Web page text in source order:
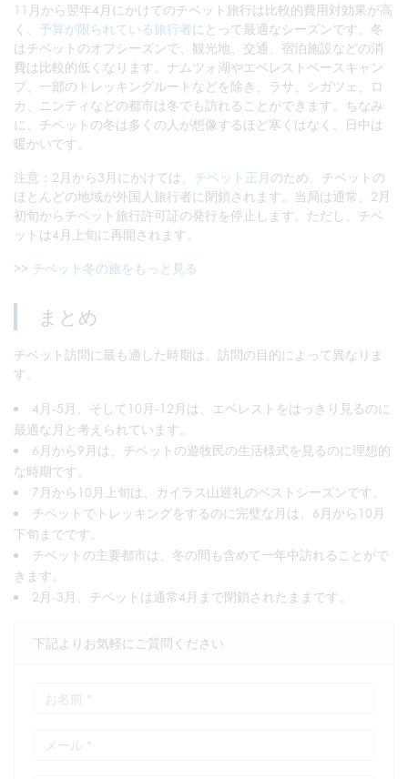
11月から翌年4月にかけてのチベット旅行は比較的費用対効果が高
く、 予算が限られている旅行者にとって最適なシーズンです。冬
はチベットのオフシーズンで、観光地、交通、宿泊施設などの消
費は比較的低くなります。ナムツォ湖やエベレストベースキャン
プ、一部のトレッキングルートなどを除き、ラサ、シガツェ、ロ
カ、ニンティなどの都市は冬でも訪れることができます。ちなみ
に、チベットの冬は多くの人が想像するほど寒くはなく、日中は
暖かいです。
注意：2月から3月にかけては、 チベット正月 のため、チベットの
ほとんどの地域が外国人旅行者に閉鎖されます。当局は通常、2月
初旬からチベット旅行許可証の発行を停止します。ただし、チベ
ットは4月上旬に再開されます。
>> チベット冬の旅をもっと見る
まとめ
チベット訪問に最も適した時期は、訪問の目的によって異なりま
す。
4月-5月、そして10月-12月は、エベレストをはっきり見るのに
最適な月と考えられています。
6月から9月は、チベットの遊牧民の生活様式を見るのに理想的
な時期です。
7月から10月上旬は、カイラス山巡礼のベストシーズンです。
チベットでトレッキングをするのに完璧な月は、6月から10月
下旬までです。
チベットの主要都市は、冬の間も含めて一年中訪れることがで
きます。
2月-3月、チベットは通常4月まで閉鎖されたままです。
下記よりお気軽にご質問ください